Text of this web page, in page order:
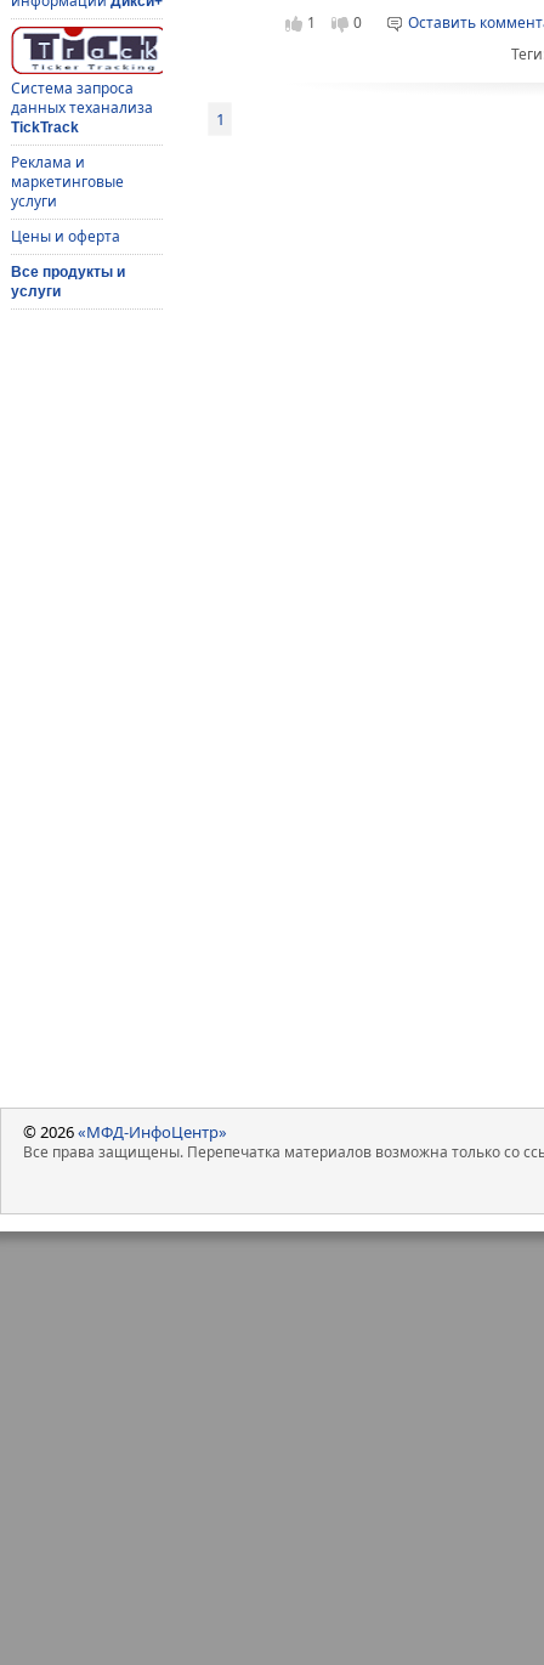
Система запроса
данных теханализа
TickTrack
Реклама и
маркетинговые
услуги
Цены и оферта
Все продукты и
услуги
1 0
Оставить
1
© 2026«МФД-ИнфоЦентр»
Все права защищены. Перепечатка материалов возможна только со